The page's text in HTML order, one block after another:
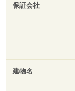
保証会社
建物名